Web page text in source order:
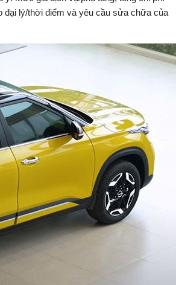
đại lý/thời điểm và yêu cầu sửa chữa của